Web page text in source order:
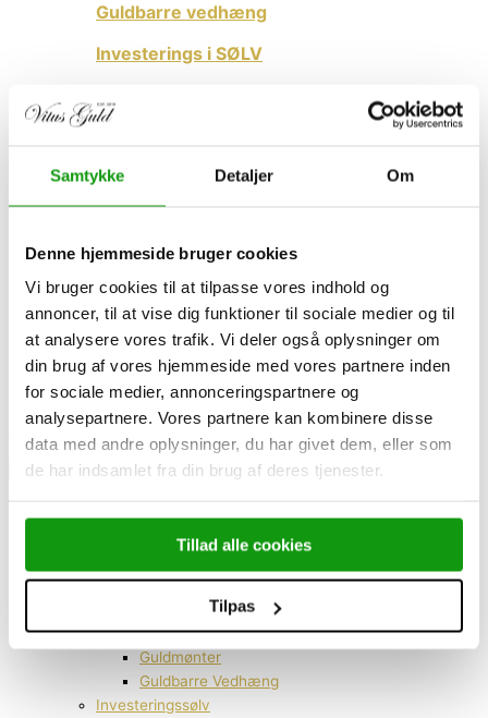
Samtykke Detaljer Om
Denne hjemmeside bruger cookies
Vi bruger cookies til at tilpasse vores indhold og
annoncer, til at vise dig funktioner til sociale medier og til
at analysere vores trafik. Vi deler også oplysninger om
din brug af vores hjemmeside med vores partnere inden
for sociale medier, annonceringspartnere og
analysepartnere. Vores partnere kan kombinere disse
data med andre oplysninger, du har givet dem, eller som
de har indsamlet fra din brug af deres tjenester.
Tillad alle cookies
Tilpas
Guldbarre vedhæng
Investerings i SØLV
PLATIN & PALLADIUM
Tilbehør & specialvarer
Test af guld og sølv
Diamanter
Smykker
Send pakke
Book møde
Køb guld og sølv
Guldbarre
Guldmønter
Guldbarre Vedhæng
Investeringssølv